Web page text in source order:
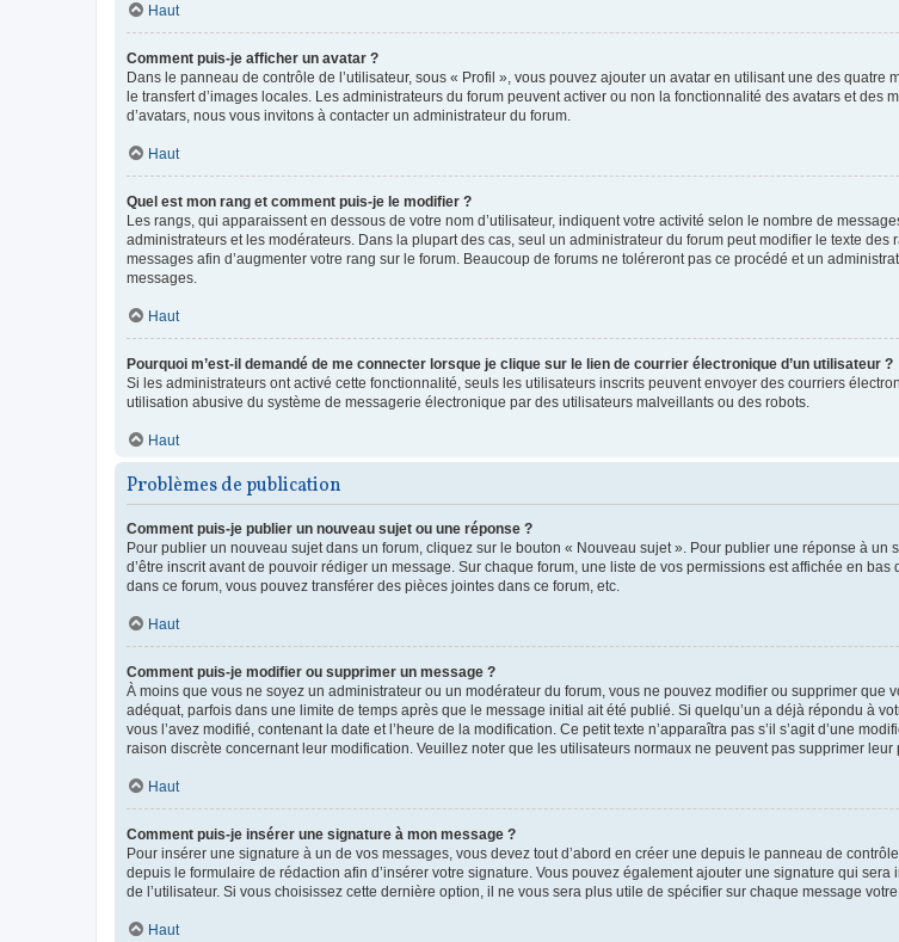
Haut
Comment puis-je afficher un avatar ?
Dans le panneau de contrôle de l’utilisateur, sous « Profil », vous pouvez ajouter un avatar en utilisant une des
le transfert d’images locales. Les administrateurs du forum peuvent activer ou non la fonctionnalité des avatars et
d’avatars, nous vous invitons à contacter un administrateur du forum.
Haut
Quel est mon rang et comment puis-je le modifier ?
Les rangs, qui apparaissent en dessous de votre nom d’utilisateur, indiquent votre activité selon le nombre de
administrateurs et les modérateurs. Dans la plupart des cas, seul un administrateur du forum peut modifier le texte
messages afin d’augmenter votre rang sur le forum. Beaucoup de forums ne toléreront pas ce procédé et un
messages.
Haut
Pourquoi m’est-il demandé de me connecter lorsque je clique sur le lien de courrier électronique d’un utilisateur ?
Si les administrateurs ont activé cette fonctionnalité, seuls les utilisateurs inscrits peuvent envoyer des courriers
utilisation abusive du système de messagerie électronique par des utilisateurs malveillants ou des robots.
Haut
Problèmes de publication
Comment puis-je publier un nouveau sujet ou une réponse ?
Pour publier un nouveau sujet dans un forum, cliquez sur le bouton « Nouveau sujet ». Pour publier une réponse à
d’être inscrit avant de pouvoir rédiger un message. Sur chaque forum, une liste de vos permissions est affichée en
dans ce forum, vous pouvez transférer des pièces jointes dans ce forum, etc.
Haut
Comment puis-je modifier ou supprimer un message ?
À moins que vous ne soyez un administrateur ou un modérateur du forum, vous ne pouvez modifier ou supprimer
adéquat, parfois dans une limite de temps après que le message initial ait été publié. Si quelqu’un a déjà répondu à
vous l’avez modifié, contenant la date et l’heure de la modification. Ce petit texte n’apparaîtra pas s’il s’agit d’une
raison discrète concernant leur modification. Veuillez noter que les utilisateurs normaux ne peuvent pas supprimer
Haut
Comment puis-je insérer une signature à mon message ?
Pour insérer une signature à un de vos messages, vous devez tout d’abord en créer une depuis le panneau de
depuis le formulaire de rédaction afin d’insérer votre signature. Vous pouvez également ajouter une signature qui
de l’utilisateur. Si vous choisissez cette dernière option, il ne vous sera plus utile de spécifier sur chaque message
Haut